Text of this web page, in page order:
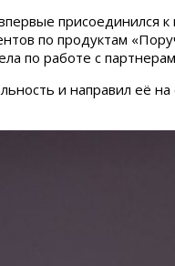
присоединился
по продуктам
по работе с
и направил её